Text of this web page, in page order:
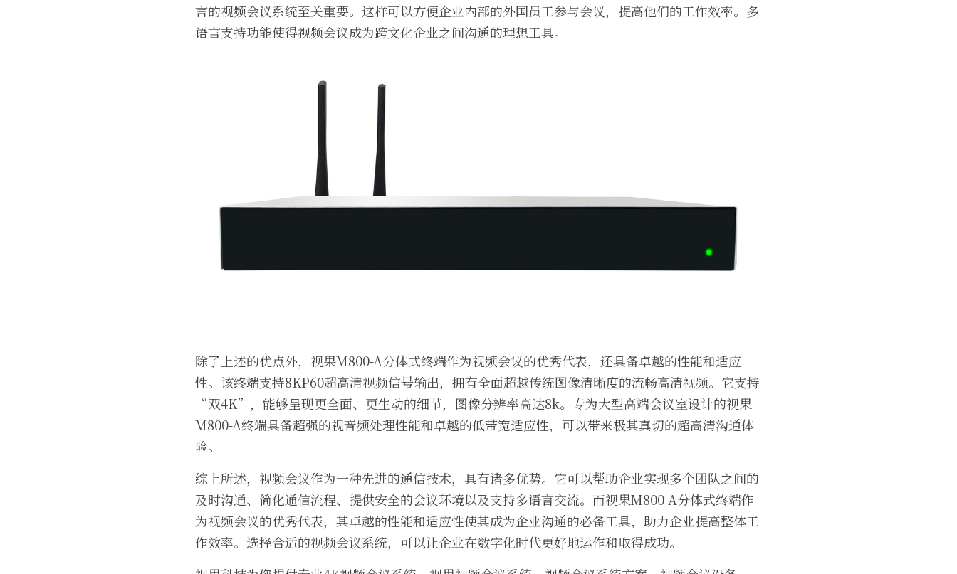
言的视频会议系统至关重要。这样可以方便企业内部的外国员工参与会议，提高他们的工作效率。多
语言支持功能使得视频会议成为跨文化企业之间沟通的理想工具。
除了上述的优点外，视果M800-A分体式终端作为视频会议的优秀代表，还具备卓越的性能和适应
性。该终端支持8KP60超高清视频信号输出，拥有全面超越传统图像清晰度的流畅高清视频。它支持
“双4K”，能够呈现更全面、更生动的细节，图像分辨率高达8k。专为大型高端会议室设计的视果
M800-A终端具备超强的视音频处理性能和卓越的低带宽适应性，可以带来极其真切的超高清沟通体
验。
综上所述，视频会议作为一种先进的通信技术，具有诸多优势。它可以帮助企业实现多个团队之间的
及时沟通、简化通信流程、提供安全的会议环境以及支持多语言交流。而视果M800-A分体式终端作
为视频会议的优秀代表，其卓越的性能和适应性使其成为企业沟通的必备工具，助力企业提高整体工
作效率。选择合适的视频会议系统，可以让企业在数字化时代更好地运作和取得成功。